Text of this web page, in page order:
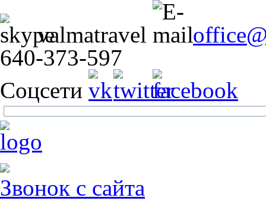
valmatravel
640-373-597
Соцсети
Звонок с сайта